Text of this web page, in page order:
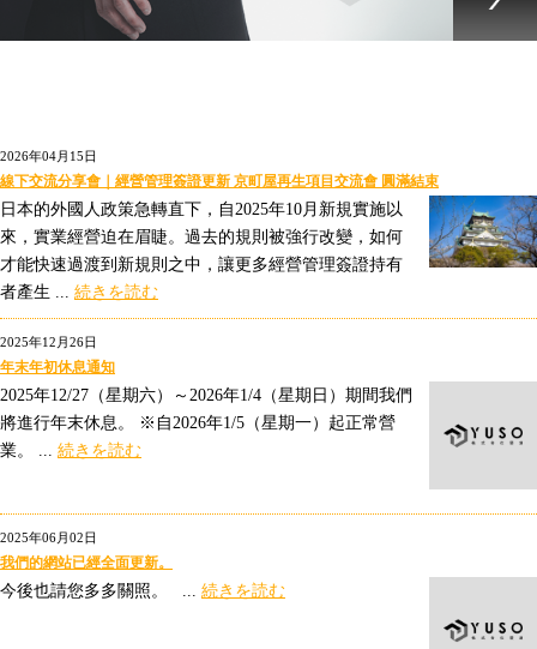
2026年04月15日
線下交流分享會｜經營管理簽證更新 京町屋再生項目交流會 圓滿結束
日本的外國人政策急轉直下，自2025年10月新規實施以
來，實業經營迫在眉睫。過去的規則被強行改變，如何
才能快速過渡到新規則之中，讓更多經營管理簽證持有
者產生 ... 続きを読む
2025年12月26日
年末年初休息通知
2025年12/27（星期六）～2026年1/4（星期日）期間我們
將進行年末休息。 ※自2026年1/5（星期一）起正常營
業。 ... 続きを読む
2025年06月02日
我們的網站已經全面更新。
今後也請您多多關照。 ... 続きを読む